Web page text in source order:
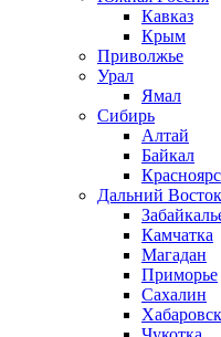
Кавказ
Крым
Приволжье
Урал
Ямал
Сибирь
Алтай
Байкал
Дальний Восток
Камчатка
Магадан
Приморье
Сахалин